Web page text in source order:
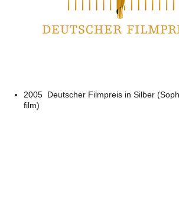
2005 Deutscher Filmpreis in Silber
film)